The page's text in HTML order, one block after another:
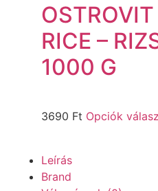
RICE –
1000 G
3690 Ft Opciók
Leírás
Brand